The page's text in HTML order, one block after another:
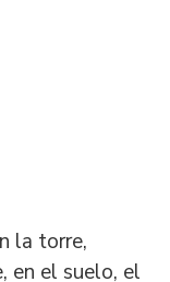
la torre,
en el suelo, el